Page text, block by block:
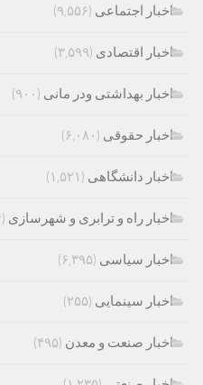
اخبار اجتماعی (۹,۵۵۶)
اخبار اقتصادی (۳,۵۹۹)
اخبار بهداشتی ودر مانی (۹۰۰)
اخبار حقوقی (۶,۰۸۰)
اخبار دانشگاهی (۱,۵۲۱)
اخبار راه و ترابری و شهرسازی (۸۱۴)
اخبار سیاسی (۶,۳۹۵)
اخبار سینمایی (۲۵۵)
اخبار صنعت و معدن (۴۹۵)